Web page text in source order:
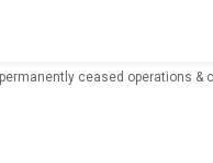
ceased operations